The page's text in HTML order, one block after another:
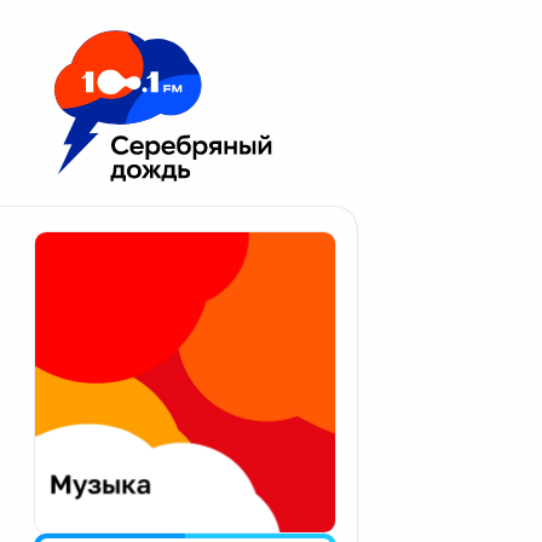
Москва 100.1 FM
Апатиты
Екатеринбург
Калининград
Калуга